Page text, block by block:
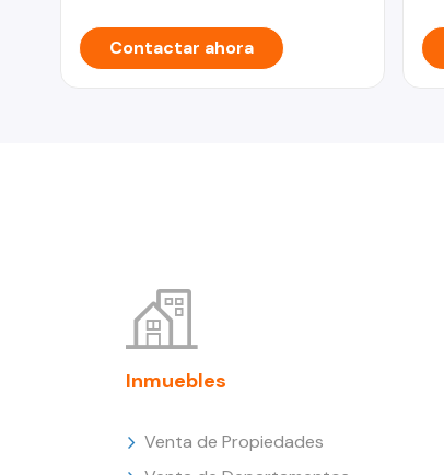
Contactar ahora
Inmuebles
Venta de Propiedades